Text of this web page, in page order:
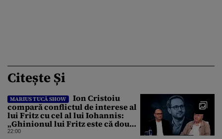
Citește Și
MARIUS TUCĂ SHOW
Ion Cristoiu
compară conflictul de interese al
lui Fritz cu cel al lui Iohannis:
„Ghinionul lui Fritz este că două
instanțe l-au declarat
22:00